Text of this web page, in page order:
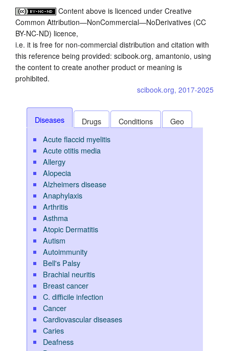
Content above is licenced under Creative
Common Attribution—NonCommercial—NoDerivatives (CC
BY-NC-ND) licence,
i.e. it is free for non-commercial distribution and citation with
this reference being provided: scibook.org, amantonio, using
the content to create another product or meaning is
prohibited.
scibook.org, 2017-2025
Diseases Drugs Conditions
Geo
Acute flaccid myelitis
Acute otitis media
Allergy
Alopecia
Alzheimers disease
Anaphylaxis
Arthritis
Asthma
Atopic Dermatitis
Autism
Autoimmunity
Bell's Palsy
Brachial neuritis
Breast cancer
C. difficile infection
Cancer
Cardiovascular diseases
Caries
Deafness